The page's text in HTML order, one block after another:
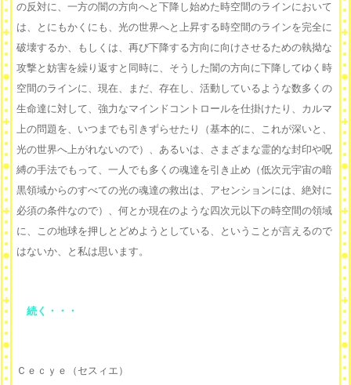
の反対に、一方の闇の方向へと下降し始めた時空間のラインにおいて
は、とにもかくにも、光の世界へと上昇する時空間のラインを完全に
破壊するか、もしくは、再び下降する方向に向けさせるための執拗な
攻撃と妨害を繰り返すと同時に、そうした闇の方向に下降してゆく時
空間のラインに、現在、まだ、存在し、活動しているような数多くの
生命達に対して、強力なマインドコントロールを仕掛けたり、カルマ
上の問題を、いつまでも引きずらせたり（基本的に、これが深いと、
光の世界へ上がれないので）、あるいは、さまざまな霊的な封印や呪
縛の手法でもって、一人でも多くの魂達を引き止め（低次元宇宙の暗
黒領域からのすべての光の魂達の救出は、アセンションには、絶対に
必須の条件なので）、何とか現在のような四次元以下の時空間の領域
に、この地球を押しとどめようとしている、ということが言えるので
はないか、と私は思います。
続く・・・
Ｃｅｃｙｅ（セスィエ）